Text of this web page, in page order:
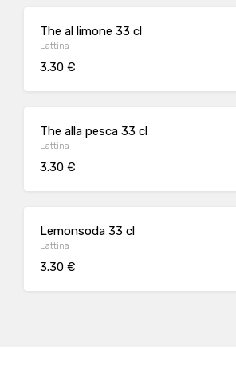
The al limone 33 cl
Lattina
3.30 €
The alla pesca 33 cl
Lattina
3.30 €
Lemonsoda 33 cl
Lattina
3.30 €